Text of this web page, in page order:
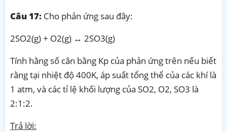
Câu 17: Cho phản ứng sau đây:
2SO2(g) + O2(g) ↔ 2SO3(g)
Tính hằng số cân bằng Kp của phản ứng trên nếu biết
rằng tại nhiệt độ 400K, áp suất tổng thể của các khí là
1 atm, và các tỉ lệ khối lượng của SO2, O2, SO3 là
2:1:2.
Trả lời: